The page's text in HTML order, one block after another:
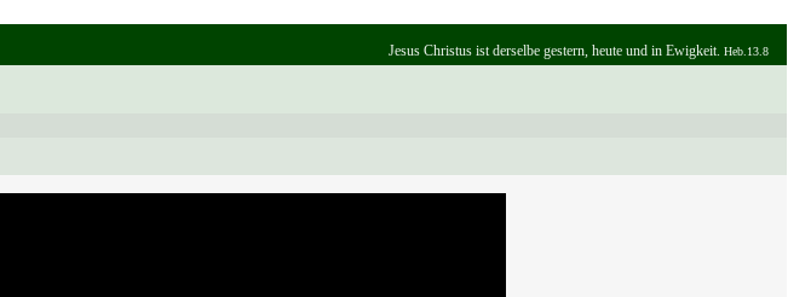
Jesus Christus ist derselbe gestern, heute und in Ewigkeit. Heb.13.8